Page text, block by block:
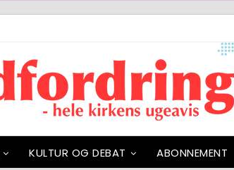
KULTUR OG DEBAT ABONNEMENT